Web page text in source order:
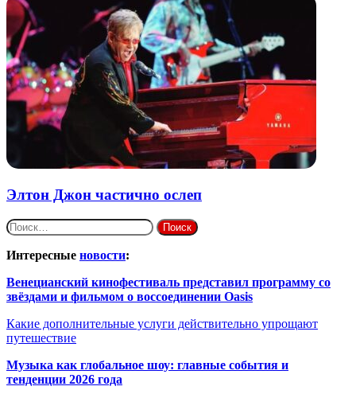
Элтон Джон частично ослеп
Найти:
Интересные новости:
Венецианский кинофестиваль представил программу со
звёздами и фильмом о воссоединении Oasis
Какие дополнительные услуги действительно упрощают
путешествие
Музыка как глобальное шоу: главные события и
тенденции 2026 года